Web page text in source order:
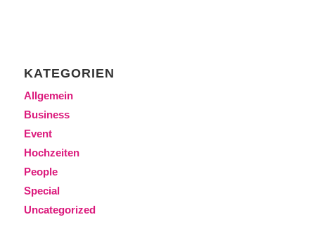
KATEGORIEN
Allgemein
Business
Event
Hochzeiten
People
Special
Uncategorized